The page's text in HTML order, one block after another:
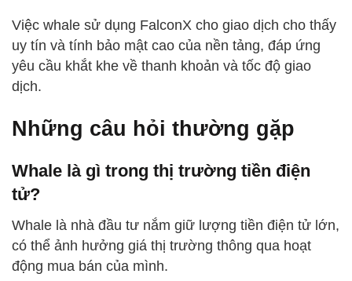
Việc whale sử dụng FalconX cho giao dịch cho thấy
uy tín và tính bảo mật cao của nền tảng, đáp ứng
yêu cầu khắt khe về thanh khoản và tốc độ giao
dịch.
Những câu hỏi thường gặp
Whale là gì trong thị trường tiền điện
tử?
Whale là nhà đầu tư nắm giữ lượng tiền điện tử lớn,
có thể ảnh hưởng giá thị trường thông qua hoạt
động mua bán của mình.